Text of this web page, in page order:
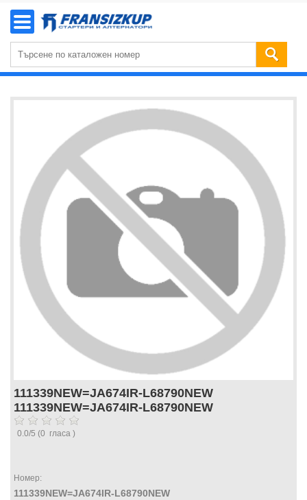
111339NEW=JA674IR-L68790NEW
111339NEW=JA674IR-L68790NEW
0.0/5 (0 гласа )
Номер:
111339NEW=JA674IR-L68790NEW